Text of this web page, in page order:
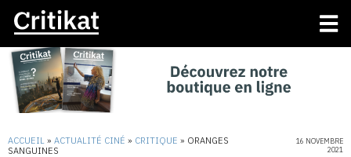
ACCUEIL » ACTUALITÉ CINÉ » CRITIQUE » ORANGES
SANGUINES
16 NOVEMBRE
2021